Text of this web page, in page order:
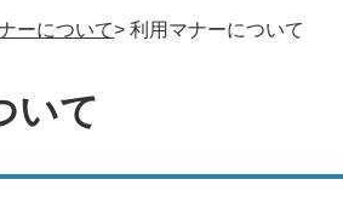
ーについて> 利用マナーについて
いて